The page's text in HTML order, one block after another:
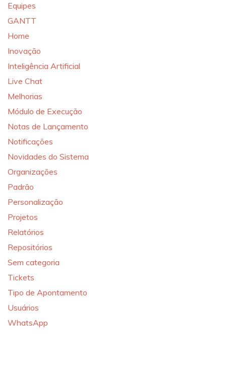
Equipes
GANTT
Home
Inovação
Inteligência Artificial
Live Chat
Melhorias
Módulo de Execução
Notas de Lançamento
Notificações
Novidades do Sistema
Organizações
Padrão
Personalização
Projetos
Relatórios
Repositórios
Sem categoria
Tickets
Tipo de Apontamento
Usuários
WhatsApp